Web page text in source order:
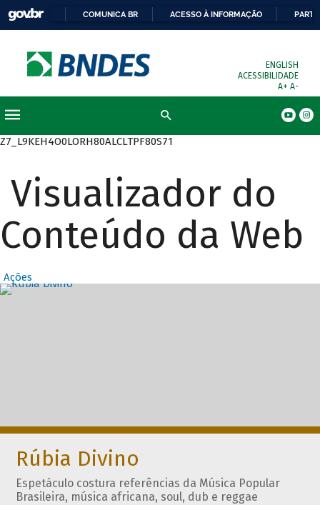
COMUNICA BR ACESSO À INFORMAÇÃO
ENGLISH
ACESSIBILIDADE
A+ A-
Z7_L9KEH4O0LORH80ALCLTPF80S71
Visualizador do
Conteúdo da Web
Ações
Destaques
Rúbia Divino
Espetáculo costura referências da Música Popular
Brasileira, música africana, soul, dub e reggae